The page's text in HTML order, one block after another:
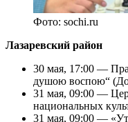
Фото: sochi.ru
Лазаревский район
30 мая, 17:00 —
душою воспою“
31 мая, 09:00 —
национальных
31 мая, 09:00 —